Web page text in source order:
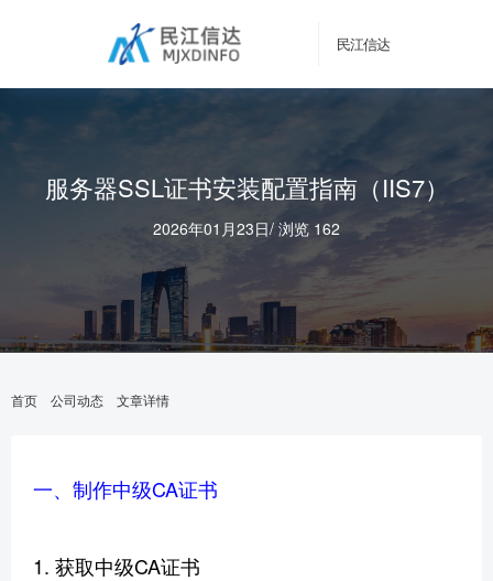
民江信达
服务器SSL证书安装配置指南（IIS7）
2026年01月23日/ 浏览 162
首页 公司动态 文章详情
一、制作中级CA证书
1. 获取中级CA证书